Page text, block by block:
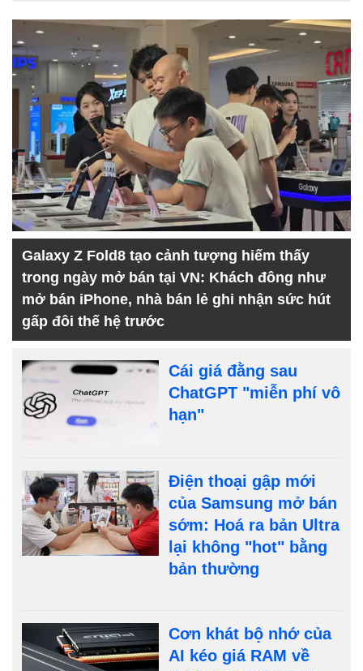
Galaxy Z Fold8 tạo cảnh tượng hiếm thấy
trong ngày mở bán tại VN: Khách đông như
mở bán iPhone, nhà bán lẻ ghi nhận sức hút
gấp đôi thế hệ trước
Cái giá đằng sau
ChatGPT "miễn phí vô
hạn"
Điện thoại gập mới
của Samsung mở bán
sớm: Hoá ra bản Ultra
lại không "hot" bằng
bản thường
Cơn khát bộ nhớ của
AI kéo giá RAM về